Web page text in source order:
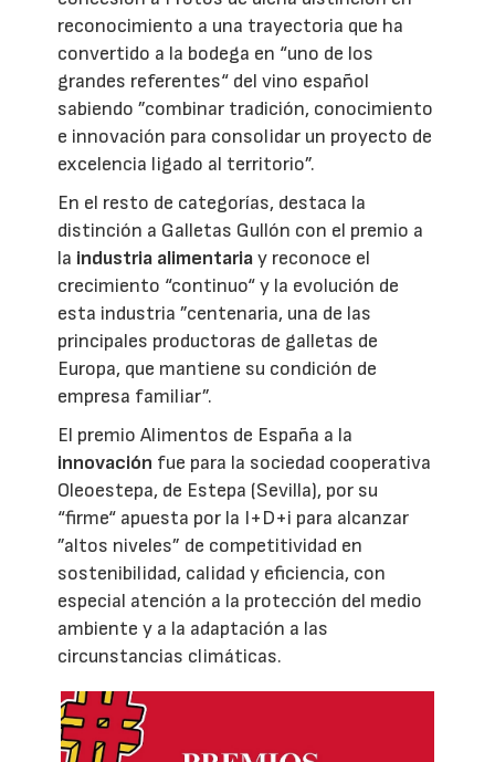
reconocimiento a una trayectoria que ha
convertido a la bodega en “uno de los
grandes referentes“ del vino español
sabiendo ”combinar tradición, conocimiento
e innovación para consolidar un proyecto de
excelencia ligado al territorio”.
En el resto de categorías, destaca la
distinción a Galletas Gullón con el premio a
la industria alimentariay reconoce el
crecimiento “continuo“ y la evolución de
esta industria ”centenaria, una de las
principales productoras de galletas de
Europa, que mantiene su condición de
empresa familiar”.
El premio Alimentos de España a la
innovación fue para la sociedad cooperativa
Oleoestepa, de Estepa (Sevilla), por su
“firme“ apuesta por la I+D+i para alcanzar
”altos niveles” de competitividad en
sostenibilidad, calidad y eficiencia, con
especial atención a la protección del medio
ambiente y a la adaptación a las
circunstancias climáticas.